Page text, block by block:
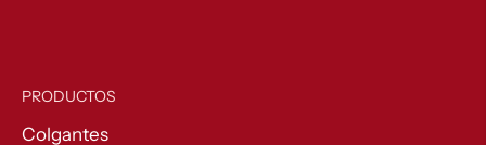
PRODUCTOS
Colgantes